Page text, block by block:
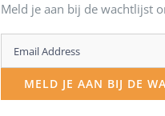
Meld je aan bij de wachtlijst
Enter
your
email
MELD JE AAN BIJ DE